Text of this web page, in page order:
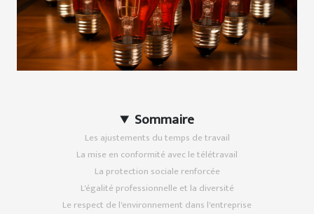
Sommaire
Les ajustements du temps de travail
La mise en conformité avec le télétravail
La protection sociale renforcée
L'égalité professionnelle et la diversité
Le respect de l'environnement dans l'entreprise